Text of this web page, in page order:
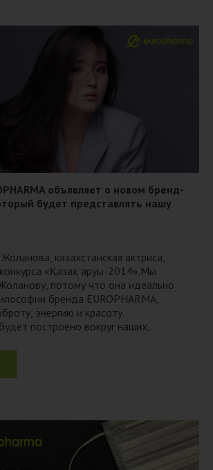
объявляет о новом бренд-
будет представлять нашу
казахстанская актриса,
«Қазақ аруы-2014».Мы
потому что она идеально
бренда EUROPHARMA,
энергию и красоту.
построено вокруг наших...